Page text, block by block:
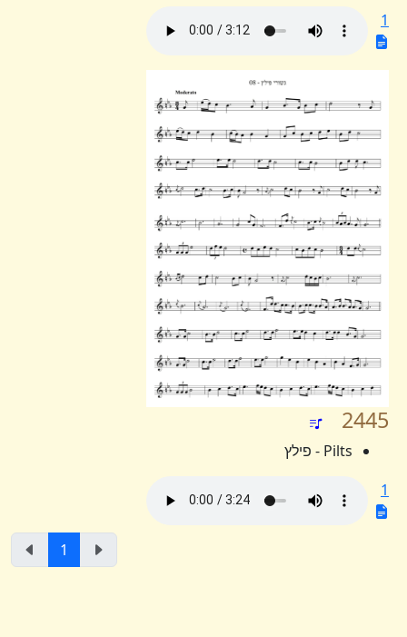
2445
Pilts - פילץ